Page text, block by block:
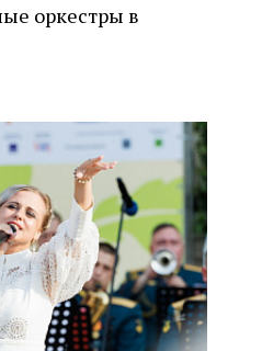
оркестры в